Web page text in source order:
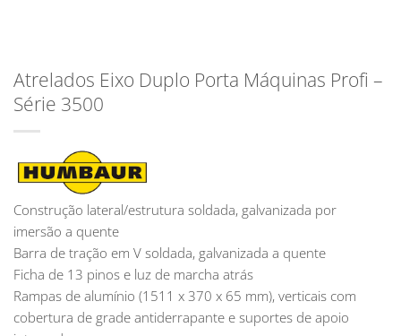
Atrelados Eixo Duplo Porta Máquinas Profi –
Série 3500
Construção lateral/estrutura soldada, galvanizada por
imersão a quente
Barra de tração em V soldada, galvanizada a quente
Ficha de 13 pinos e luz de marcha atrás
Rampas de alumínio (1511 x 370 x 65 mm), verticais com
cobertura de grade antiderrapante e suportes de apoio